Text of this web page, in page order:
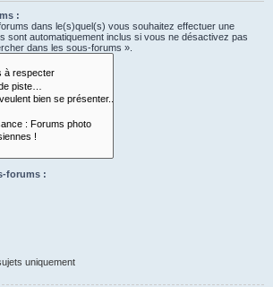
:
dans le(s)quel(s) vous souhaitez effectuer une
sont automatiquement inclus si vous ne désactivez pas
dans les sous-forums ».
forums :
uniquement